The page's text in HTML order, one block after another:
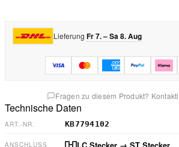
Lieferung Fr 7. – Sa 8. Aug
Fragen zu diesem Produkt?
Technische Daten
ART.-NR. KB7794102
ANSCHLUSS LC Stecker → ST Stecker